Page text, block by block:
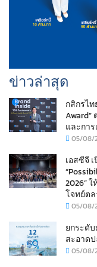
ข่าวล่าสุด
กสิกรไท
และกา
05/08/
เอสซีจี
2026” ใ
โจทย์ต
05/08/
ยกระดั
สะอาด
05/08/